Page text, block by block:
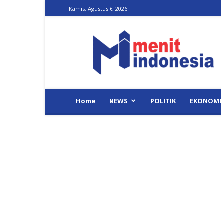
Kamis, Agustus 6, 2026
Indonesia
Home NEWS POLITIK EKONOMI